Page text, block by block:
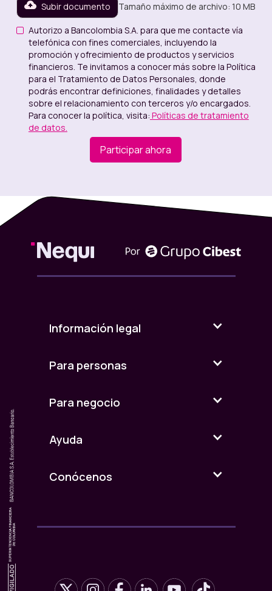
Subir documento Tamaño máximo de archivo: 10 MB
Autorizo a Bancolombia S.A. para que me contacte vía
telefónica con fines comerciales, incluyendo la
promoción y ofrecimiento de productos y servicios
financieros. Te invitamos a conocer más sobre la Política
para el Tratamiento de Datos Personales, donde
podrás encontrar definiciones, finalidades y detalles
sobre el relacionamiento con terceros y/o encargados.
Para conocer la política, visita: Políticas de tratamiento
de datos.
Información legal
Para personas
Para negocio
Ayuda
Conócenos